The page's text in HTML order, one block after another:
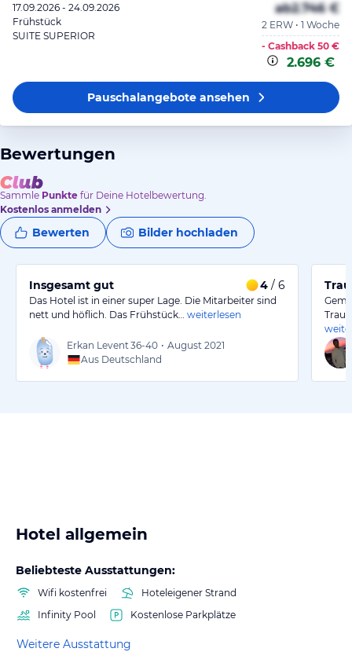
17.09.2026 - 24.09.2026
Frühstück
SUITE SUPERIOR
ab2.746 €
2 ERW • 1 Woche
- Cashback 50 €
2.696 €
Pauschalangeboteansehen
Bewertungen
Sammle Punkte für Deine Hotelbewertung.
Kostenlos anmelden
Bewerten Bilder hochladen
Insgesamt gut 4 / 6
Das Hotel ist in einer super Lage. Die Mitarbeiter sind
nett und höflich. Das Frühstück…
weiterlesen
Erkan Levent 36-40 • August 2021
Aus Deutschland
Hotel allgemein
Beliebteste Ausstattungen:
Wifi kostenfrei
Hoteleigener Strand
Infinity Pool
Kostenlose Parkplätze
Weitere Ausstattung